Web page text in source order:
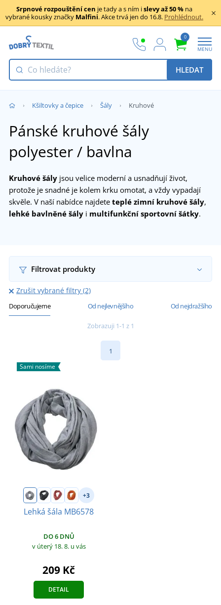
Srpnové rozpouštění cen je tady a s ním islevy až 50 % na
vybrané kousky značky Malfini. Akce trvá jen do 16.8. Prohlédnout.
0
MENU
HLEDAT
Kšiltovky a čepice Šály Kruhové
Pánské kruhové šály
polyester / bavlna
Kruhové šály jsou velice moderní a usnadňují život,
protože je snadné je kolem krku omotat, a vždy vypadají
skvěle. V naší nabídce najdete teplé zimní kruhové šály,
lehké bavlněné šály i multifunkční sportovní šátky.
Filtrovat produkty
Zrušit vybrané filtry (2)
Doporučujeme Od nejlevnějšího Od nejdražšího
Zobrazuji 1-1 z 1
1
Sami nosíme
+3
Lehká šála MB6578
DO 6 DNŮ
v úterý 18. 8. u vás
209 Kč
DETAIL